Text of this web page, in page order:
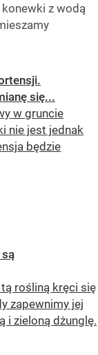
z wodą
się...
w gruncie
nie jest jednak
będzie
rośliną kręci się
zapewnimy jej
i zieloną dżunglę.